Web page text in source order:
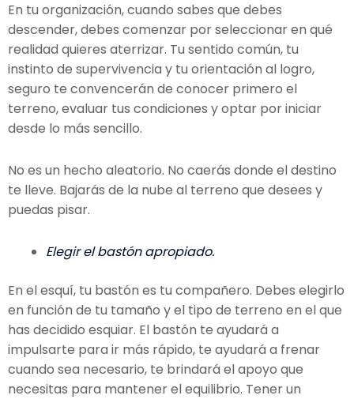
En tu organización, cuando sabes que debes
descender, debes comenzar por seleccionar en qué
realidad quieres aterrizar. Tu sentido común, tu
instinto de supervivencia y tu orientación al logro,
seguro te convencerán de conocer primero el
terreno, evaluar tus condiciones y optar por iniciar
desde lo más sencillo.
No es un hecho aleatorio. No caerás donde el destino
te lleve. Bajarás de la nube al terreno que desees y
puedas pisar.
Elegir el bastón apropiado.
En el esquí, tu bastón es tu compañero. Debes elegirlo
en función de tu tamaño y el tipo de terreno en el que
has decidido esquiar. El bastón te ayudará a
impulsarte para ir más rápido, te ayudará a frenar
cuando sea necesario, te brindará el apoyo que
necesitas para mantener el equilibrio. Tener un